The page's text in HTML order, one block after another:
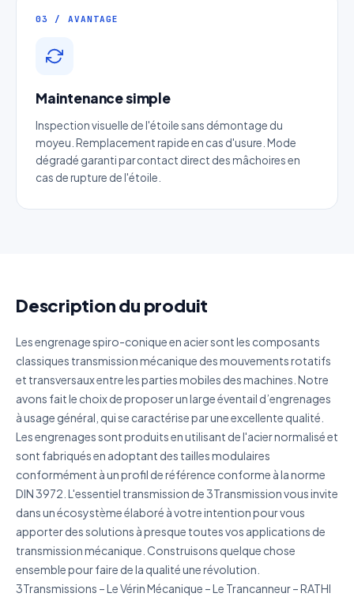
03 / AVANTAGE
Maintenance simple
Inspection visuelle de l'étoile sans démontage du
moyeu. Remplacement rapide en cas d'usure. Mode
dégradé garanti par contact direct des mâchoires en
cas de rupture de l'étoile.
Description du produit
Les engrenage spiro-conique en acier sont les composants
classiques transmission mécanique des mouvements rotatifs
et transversaux entre les parties mobiles des machines. Notre
avons fait le choix de proposer un large éventail d’engrenages
à usage général, qui se caractérise par une excellente qualité.
Les engrenages sont produits en utilisant de l'acier normalisé et
sont fabriqués en adoptant des tailles modulaires
conformément à un profil de référence conforme à la norme
DIN 3972. L'essentiel transmission de 3Transmission vous invite
dans un écosystème élaboré à votre intention pour vous
apporter des solutions à presque toutes vos applications de
transmission mécanique. Construisons quelque chose
ensemble pour faire de la qualité une révolution.
3Transmissions – Le Vérin Mécanique – Le Trancanneur – RATHI
Entreprise
Email
Catégorie
Décrivez votre besoin
J'accepte que mes données soient utilisées pour traiter
ma demande.Politique de confidentialité
Envoyer ma demande de devis
Vos données sont protégées et ne seront jamais
partagées